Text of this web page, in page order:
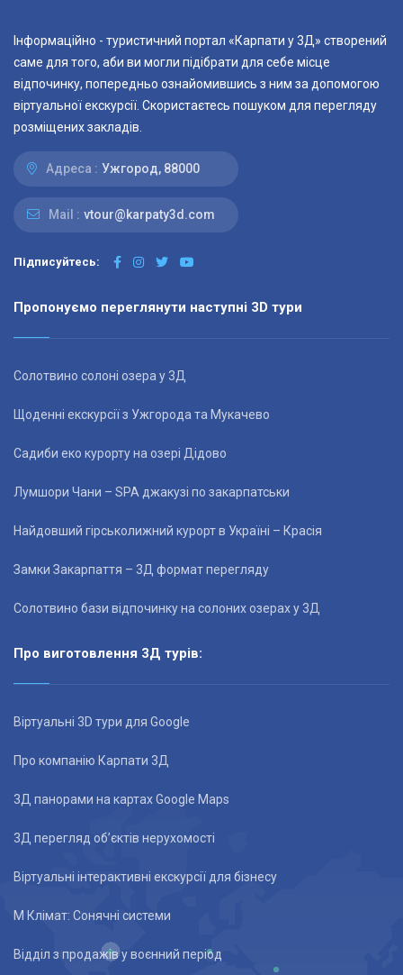
Інформаційно - туристичний портал «Карпати у 3Д» створений
саме для того, аби ви могли підібрати для себе місце
відпочинку, попередньо ознайомившись з ним за допомогою
віртуальної екскурсії. Скористаєтесь пошуком для перегляду
розміщених закладів.
Адреса : Ужгород, 88000
Mail : vtour@karpaty3d.com
Підписуйтесь:
Пропонуємо переглянути наступні 3D тури
Солотвино солоні озера у 3Д
Щоденні екскурсії з Ужгорода та Мукачево
Садиби еко курорту на озері Дідово
Лумшори Чани – SPA джакузі по закарпатськи
Найдовший гірськолижний курорт в Україні – Красія
Замки Закарпаття – 3Д формат перегляду
Солотвино бази відпочинку на солоних озерах у 3Д
Про виготовлення 3Д турів:
Віртуальні 3D тури для Google
Про компанію Карпати 3Д
3Д панорами на картах Google Maps
3Д перегляд об’єктів нерухомості
Віртуальні інтерактивні екскурсії для бізнесу
М Клімат: Сонячні системи
Відділ з продажів у воєнний період